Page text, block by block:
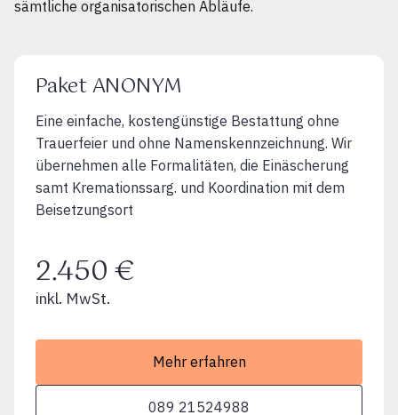
sämtliche organisatorischen Abläufe.
Paket ANONYM
Eine einfache, kostengünstige Bestattung ohne
Trauerfeier und ohne Namenskennzeichnung. Wir
übernehmen alle Formalitäten, die Einäscherung
samt Kremationssarg. und Koordination mit dem
Beisetzungsort
2.450 €
inkl. MwSt.
Mehr erfahren
089 21524988